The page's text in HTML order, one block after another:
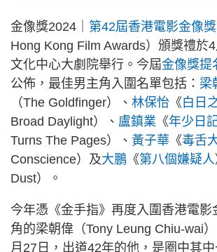
金像獎2024｜ 第42屆香港電影金像獎
Hong Kong Film Awards）頒獎禮於
文化中心大劇院舉行。今屆金像獎提
公佈，最佳男主角入圍名單包括： 梁
（The Goldfinger）、 林保怡 《白日
Broad Daylight）、 盧鎮業 《年少日
Turns The Pages）、 黃子華 《毒舌
Conscience）及大鵬 《第八個嫌疑人
Dust）。
今年憑《金手指》再度入圍香港電影
角的梁朝偉（Tony Leung Chiu-wai
月27日，出道42年的他，是圈中其